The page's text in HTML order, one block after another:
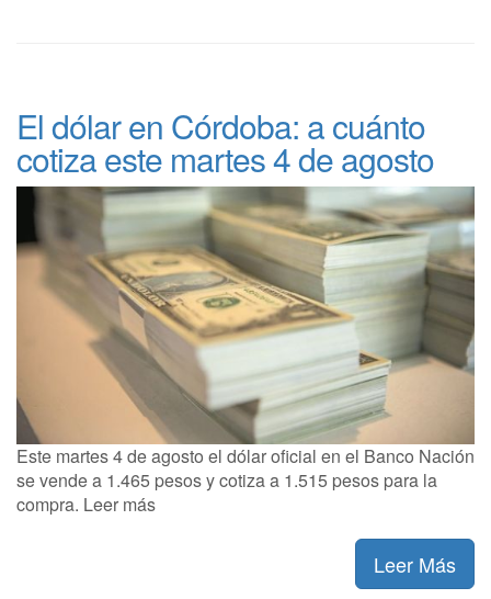
El dólar en Córdoba: a cuánto
cotiza este martes 4 de agosto
Este martes 4 de agosto el dólar oficial en el Banco Nación
se vende a 1.465 pesos y cotiza a 1.515 pesos para la
compra. Leer más
Leer Más